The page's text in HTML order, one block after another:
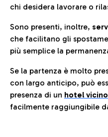
chi desidera lavorare o
Sono presenti, inoltre,
che facilitano gli
più semplice la
Se la partenza è molto
con largo anticipo, può
presenza di un hotel
facilmente raggiungibile